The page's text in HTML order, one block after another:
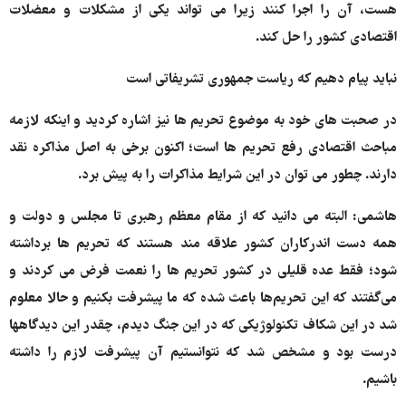
هست، آن را اجرا کنند زیرا می تواند یکی از مشکلات و معضلات
اقتصادی کشور را حل کند.
نباید پیام دهیم که ریاست جمهوری تشریفاتی است
در صحبت های خود به موضوع تحریم ها نیز اشاره کردید و اینکه لازمه
مباحث اقتصادی رفع تحریم ها است؛ اکنون برخی به اصل مذاکره نقد
دارند. چطور می توان در این شرایط مذاکرات را به پیش برد.
هاشمی: البته می دانید که از مقام معظم رهبری تا مجلس و دولت و
همه دست اندرکاران کشور علاقه مند هستند که تحریم ها برداشته
شود؛ فقط عده قلیلی در کشور تحریم ها را نعمت فرض می کردند و
می‌گفتند که این تحریم‌ها باعث شده که ما پیشرفت بکنیم و حالا معلوم
شد در این شکاف تکنولوژیکی که در این جنگ دیدم، چقدر این دیدگاهها
درست بود و مشخص شد که نتوانستیم آن پیشرفت لازم را داشته
باشیم.